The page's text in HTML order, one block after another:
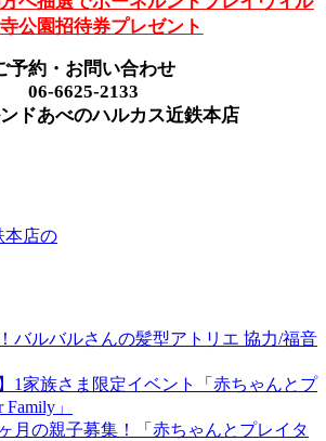
公園招待券プレゼント
予約・お問い合わせ
06-6625-2133
ドあべのハルカス近鉄本店
本店の
バルバルさんの髪型アトリエ 協力/福音
1家族さま限定イベント「赤ちゃんとプ
」
月の親子募集！「赤ちゃんとプレイタ